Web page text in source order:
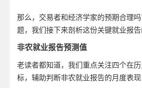
那么，交易者和经济学家的预期合理
题，我们接下来剖析这份关键就业报告
非农就业报告预测值
老读者都知道，我们重点关注四个在
标，辅助判断非农就业报告的月度表现